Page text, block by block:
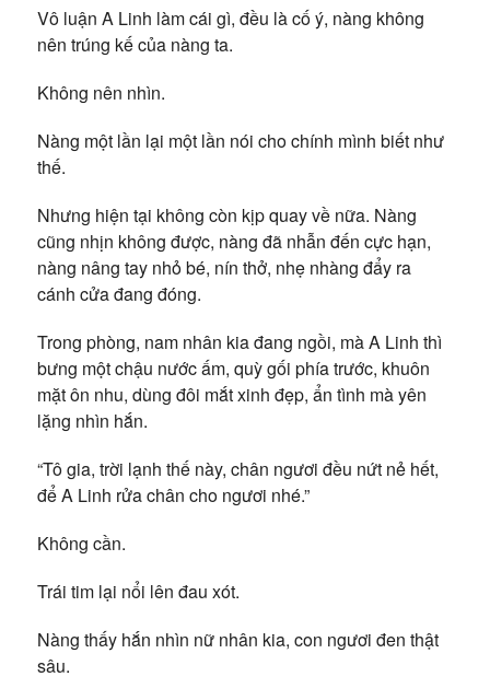
Vô luận A Linh làm cái gì, đều là cố ý, nàng không
nên trúng kế của nàng ta.
Không nên nhìn.
Nàng một lần lại một lần nói cho chính mình biết như
thế.
Nhưng hiện tại không còn kịp quay về nữa. Nàng
cũng nhịn không được, nàng đã nhẫn đến cực hạn,
nàng nâng tay nhỏ bé, nín thở, nhẹ nhàng đẩy ra
cánh cửa đang đóng.
Trong phòng, nam nhân kia đang ngồi, mà A Linh thì
bưng một chậu nước ấm, quỳ gối phía trước, khuôn
mặt ôn nhu, dùng đôi mắt xinh đẹp, ẩn tình mà yên
lặng nhìn hắn.
“Tô gia, trời lạnh thế này, chân ngươi đều nứt nẻ hết,
để A Linh rửa chân cho ngươi nhé.”
Không cần.
Trái tim lại nổi lên đau xót.
Nàng thấy hắn nhìn nữ nhân kia, con ngươi đen thật
sâu.